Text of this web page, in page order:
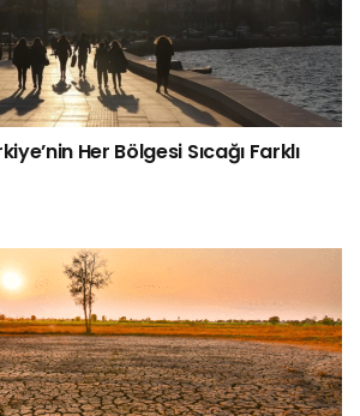
Her Bölgesi Sıcağı Farklı